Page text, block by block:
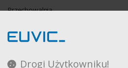
Drogi Użytkowniku!
Przechowalnia